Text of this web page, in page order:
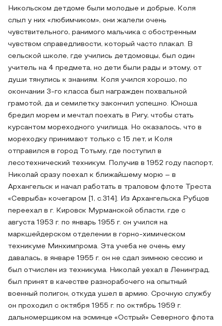
Никольском детдоме были молодые и добрые, Коля
слыл у них «любимчиком», они жалели очень
чувствительного, ранимого мальчика с обостренным
чувством справедливости, который часто плакал. В
сельской школе, где учились детдомовцы, был один
учитель на 4 предмета, но дети были рады и этому, от
души тянулись к знаниям. Коля учился хорошо, по
окончании 3-го класса был награжден похвальной
грамотой, да и семилетку закончил успешно. Юноша
бредил морем и мечтал поехать в Ригу, чтобы стать
курсантом мореходного училища. Но оказалось, что в
мореходку принимают только с 15 лет, и Коля
отправился в город Тотьму, где поступил в
лесотехнический техникум. Получив в 1952 году паспорт,
Николай сразу поехал к ближайшему морю – в
Архангельск и начал работать в траловом флоте Треста
«Севрыба» кочегаром [1, c.314]. Из Архангельска Рубцов
переехал в г. Кировск Мурманской области, где с
августа 1953 г. по январь 1955 г. он учился на
маркшейдерском отделении в горно-химическом
техникуме Минхимпрома. Эта учеба не очень ему
давалась, в январе 1955 г. он не сдал зимнюю сессию и
был отчислен из техникума. Николай уехал в Ленинград,
был принят в качестве разнорабочего на опытный
военный полигон, откуда ушел в армию. Срочную службу
он проходил с октября 1955 г. по октябрь 1959 г.
дальномерщиком на эсминце «Острый» Северного флота